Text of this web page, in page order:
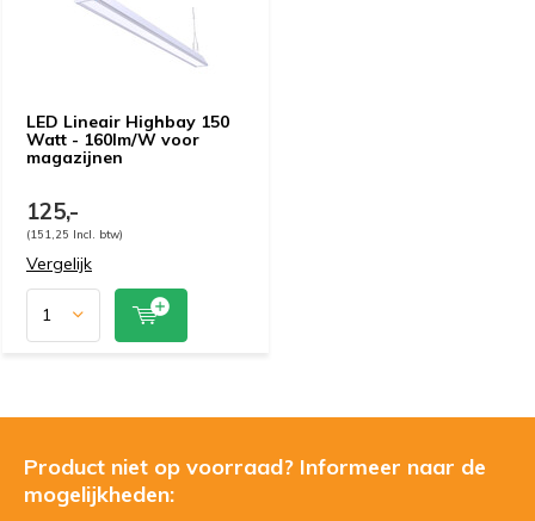
LED Lineair Highbay 150
Watt - 160lm/W voor
magazijnen
125,-
(151,25 Incl. btw)
Vergelijk
Product niet op voorraad? Informeer naar de
mogelijkheden: